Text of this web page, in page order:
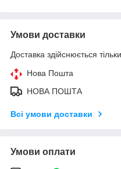
Умови доставки
Доставка здійснюється
Нова Пошта
НОВА ПОШТА
Всі умови доставки
Умови оплати